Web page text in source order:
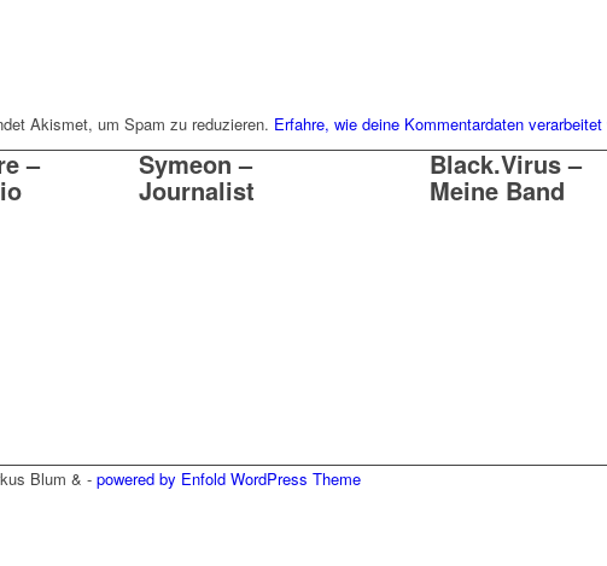
Akismet, um Spam zu reduzieren. Erfahre, wie deine Kommentardaten verarbeitet
– Symeon –
Journalist
Black.Virus –
Meine Band
Blum & - powered by Enfold WordPress Theme